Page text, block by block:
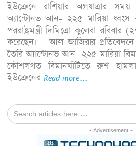
ইউক্রেনে রাশিয়ার অগ্রযাত্রার
অ্যান্টোনভ আন- ২২৫ মারিয়া ধ্বংস
পররাষ্ট্রমন্ত্রী দিমিত্রো কুলেবা
করেছেন। আল জাজিরার প্রতিবেদনে
তৈরি অ্যান্টোনভ আন- ২২৫ মারিয়া
কৌশলগত বিমানঘাঁটিতে রুশ
ইউক্রেনের Read more...
- Advertisement -